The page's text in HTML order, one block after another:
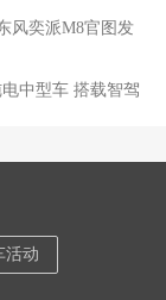
风奕派M8官图发
中型车 搭载智驾
活动